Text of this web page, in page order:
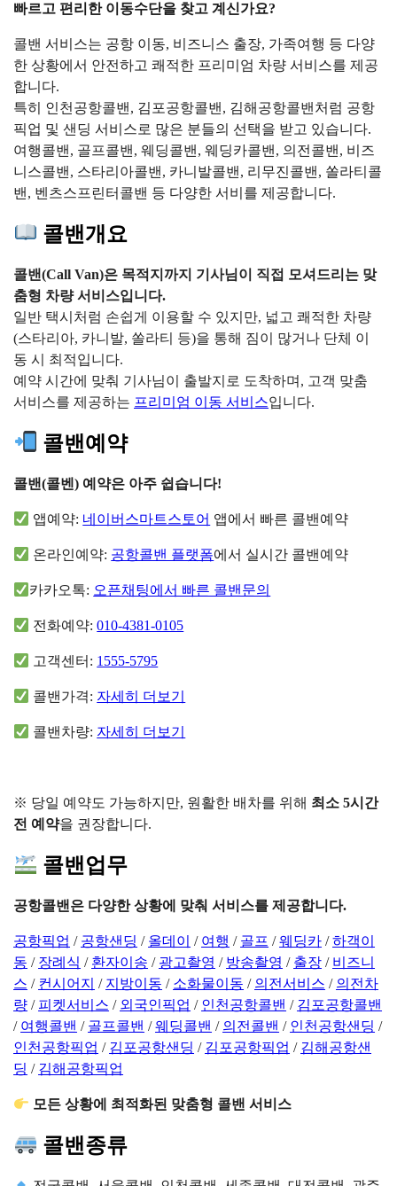
빠르고 편리한 이동수단을 찾고 계신가요?
콜밴 서비스는 공항 이동, 비즈니스 출장, 가족여행 등 다양
한 상황에서 안전하고 쾌적한 프리미엄 차량 서비스를 제공
합니다.
특히 인천공항콜밴, 김포공항콜밴, 김해공항콜밴처럼 공항
픽업 및 샌딩 서비스로 많은 분들의 선택을 받고 있습니다.
여행콜밴, 골프콜밴, 웨딩콜밴, 웨딩카콜밴, 의전콜밴, 비즈
니스콜밴, 스타리아콜밴, 카니발콜밴, 리무진콜밴, 쏠라티콜
밴, 벤츠스프린터콜밴 등 다양한 서비를 제공합니다.
콜밴개요
콜밴(Call Van)은 목적지까지 기사님이 직접 모셔드리는 맞
춤형 차량 서비스입니다.
일반 택시처럼 손쉽게 이용할 수 있지만, 넓고 쾌적한 차량
(스타리아, 카니발, 쏠라티 등)을 통해 짐이 많거나 단체 이
동 시 최적입니다.
예약 시간에 맞춰 기사님이 출발지로 도착하며, 고객 맞춤
서비스를 제공하는 프리미엄 이동 서비스입니다.
콜밴예약
콜밴(콜벤) 예약은 아주 쉽습니다!
앱예약: 네이버스마트스토어 앱에서 빠른 콜밴예약
온라인예약: 공항콜밴 플랫폼에서 실시간 콜밴예약
카카오톡: 오픈채팅에서 빠른 콜밴문의
전화예약:010-4381-0105
고객센터: 1555-5795
콜밴가격: 자세히 더보기
콜밴차량: 자세히 더보기
※ 당일 예약도 가능하지만, 원활한 배차를 위해 최소 5시간
전 예약을 권장합니다.
콜밴업무
공항콜밴은 다양한 상황에 맞춰 서비스를 제공합니다.
공항픽업 / 공항샌딩 / 올데이 / 여행 / 골프 /웨딩카 /하객이
동 / 장례식 / 환자이송 / 광고촬영 / 방송촬영 / 출장 / 비즈니
스 / 컨시어지 / 지방이동 / 소화물이동 / 의전서비스 / 의전차
량 / 피켓서비스 / 외국인픽업 / 인천공항콜밴 / 김포공항콜밴
/ 여행콜밴 / 골프콜밴 /웨딩콜밴 / 의전콜밴 / 인천공항샌딩 /
인천공항픽업 / 김포공항샌딩 / 김포공항픽업 / 김해공항샌
딩 / 김해공항픽업
모든 상황에 최적화된 맞춤형 콜밴 서비스
콜밴종류